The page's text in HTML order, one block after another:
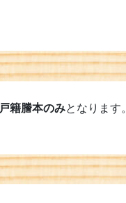
戸籍謄本のみとなります。